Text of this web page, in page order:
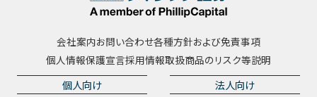
会社案内お問い合わせ各種方針および免責事項
個人情報保護宣言採用情報取扱商品のリスク等説明
個人向け 法人向け